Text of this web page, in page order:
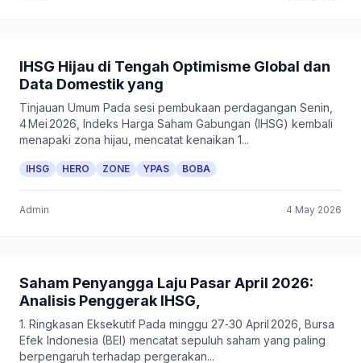
IHSG Hijau di Tengah Optimisme Global dan
Data Domestik yang
Tinjauan Umum Pada sesi pembukaan perdagangan Senin,
4 Mei 2026, Indeks Harga Saham Gabungan (IHSG) kembali
menapaki zona hijau, mencatat kenaikan 1...
IHSG HERO ZONE YPAS BOBA
Admin 4 May 2026
Saham Penyangga Laju Pasar April 2026:
Analisis Penggerak IHSG,
1. Ringkasan Eksekutif Pada minggu 27‑30 April 2026, Bursa
Efek Indonesia (BEI) mencatat sepuluh saham yang paling
berpengaruh terhadap pergerakan...